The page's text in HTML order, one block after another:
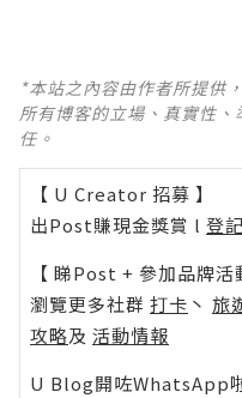
*本站之內容由作者所提供
所有博客的立場、真實性
任。
【 U Creator 招募 】
出Post賺現金獎賞 l 登
【 睇Post + 參加品牌活
瀏覽更多社群 打卡 丶 旅
攻略及 活動情報
U Blog開咗WhatsApp